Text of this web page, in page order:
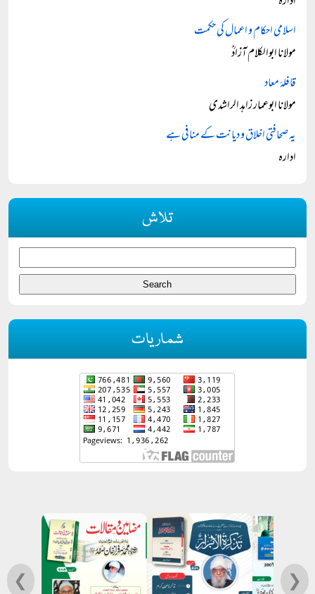
اسلامی احکام و اعمال کی حکمت
مولانا ابوالکلام آزادؒ
قافلۂ معاد
مولانا ابوعمار زاہد الراشدی
یہ صحافتی اخلاق و دیانت کے منافی ہے
ادارہ
تلاش
شماریات
❮ ❯